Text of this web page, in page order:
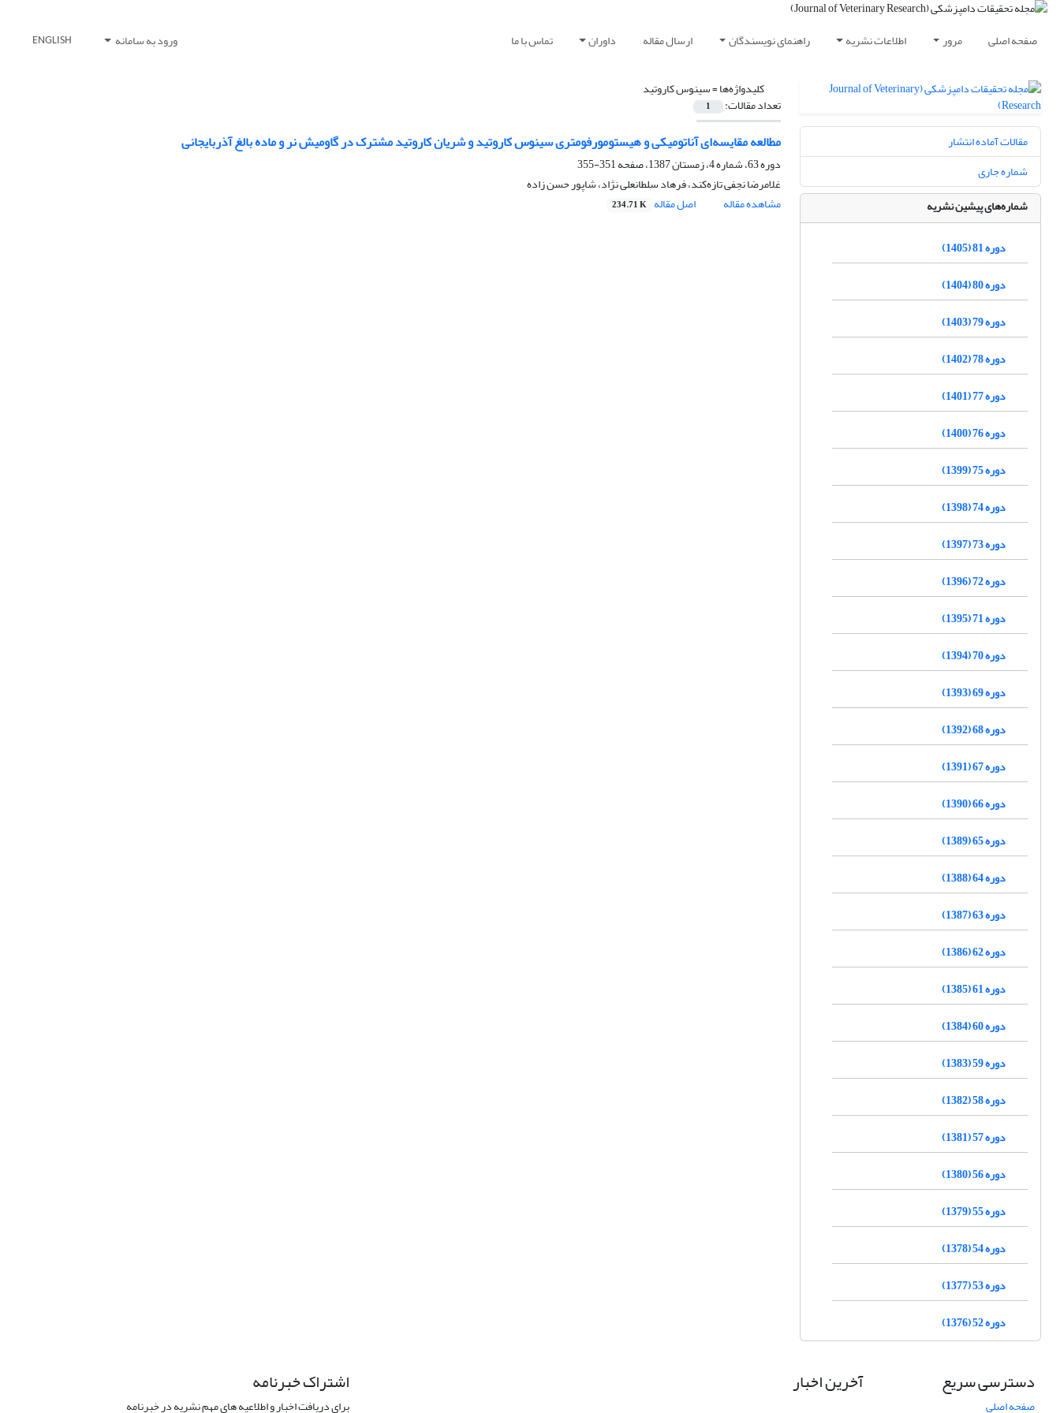
صفحه اصلی مرور اطلاعات نشریه راهنمای نویسندگان ارسال مقاله داوران تماس با ما ورود به سامانه ENGLISH
کلیدواژه‌ها =سینوس کاروتید
تعداد مقالات: 1
مطالعه مقایسه‌ای آناتومیکی و هیستومورفومتری سینوس کاروتید و شریان کاروتید مشترک در گاومیش نر و ماده بالغ آذربایجانی
دوره 63، شماره 4، زمستان 1387، صفحه
351-355
غلامرضا نجفی تازه‌کند، فرهاد سلطانعلی نژاد، شاپور حسن زاده
مشاهده مقاله
اصل مقاله 234.71 K
مقالات آماده انتشار
شماره جاری
شماره‌های پیشین نشریه
دوره 81 (1405)
دوره 80 (1404)
دوره 79 (1403)
دوره 78 (1402)
دوره 77 (1401)
دوره 76 (1400)
دوره 75 (1399)
دوره 74 (1398)
دوره 73 (1397)
دوره 72 (1396)
دوره 71 (1395)
دوره 70 (1394)
دوره 69 (1393)
دوره 68 (1392)
دوره 67 (1391)
دوره 66 (1390)
دوره 65 (1389)
دوره 64 (1388)
دوره 63 (1387)
دوره 62 (1386)
دوره 61 (1385)
دوره 60 (1384)
دوره 59 (1383)
دوره 58 (1382)
دوره 57 (1381)
دوره 56 (1380)
دوره 55 (1379)
دوره 54 (1378)
دوره 53 (1377)
دوره 52 (1376)
دسترسی سریع
صفحه اصلی
آخرین اخبار اشتراک خبرنامه
برای دریافت اخبار و اطلاعیه های مهم نشریه در خبرنامه